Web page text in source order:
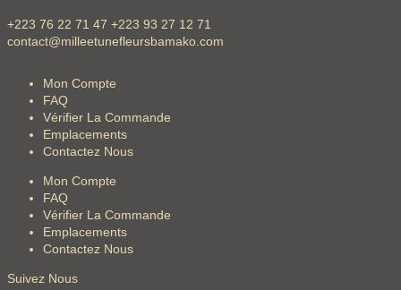
+223 76 22 71 47 +223 93 27 12 71
contact@milleetunefleursbamako.com
Mon Compte
FAQ
Vérifier La Commande
Emplacements
Contactez Nous
Mon Compte
FAQ
Vérifier La Commande
Emplacements
Contactez Nous
Suivez Nous